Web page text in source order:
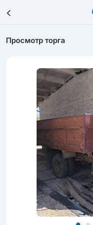
Просмотр торга